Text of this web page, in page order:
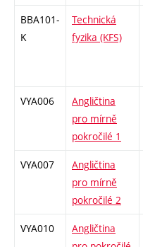
BBA101-
K
Technická
fyzika (KFS)
VYA006
Angličtina
pro mírně
pokročilé 1
VYA007
Angličtina
pro mírně
pokročilé 2
VYA010
Angličtina